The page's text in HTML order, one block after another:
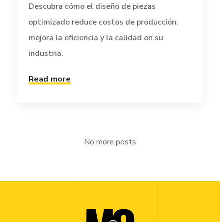
Descubra cómo el diseño de piezas
optimizado reduce costos de producción,
mejora la eficiencia y la calidad en su
industria.
Read more
No more posts